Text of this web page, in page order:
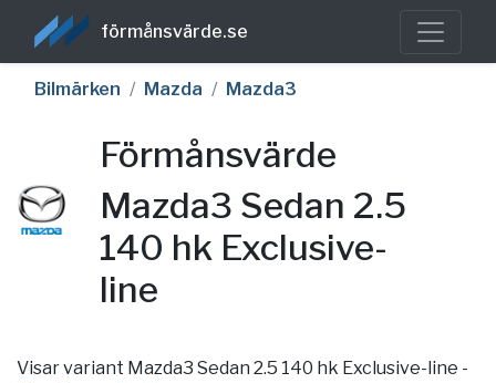
förmånsvärde.se
Bilmärken Mazda Mazda3
Förmånsvärde
Mazda3 Sedan 2.5
140 hk Exclusive-
line
Visar variant Mazda3 Sedan 2.5 140 hk Exclusive-line -